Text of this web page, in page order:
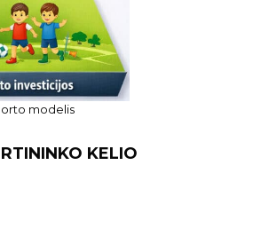
modelis
KELIO